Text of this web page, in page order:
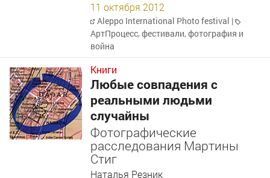
11 октября 2012
Aleppo International Photo festival |
АртПроцесс,фестивали,фотография и
война
Книги
Любые совпадения с
реальными людьми
случайны
Фотографические
расследования Мартины
Стиг
Наталья Резник